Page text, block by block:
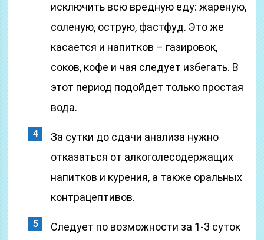
исключить всю вредную еду: жареную,
соленую, острую, фастфуд. Это же
касается и напитков – газировок,
соков, кофе и чая следует избегать. В
этот период подойдет только простая
вода.
За сутки до сдачи анализа нужно
отказаться от алкоголесодержащих
напитков и курения, а также оральных
контрацептивов.
Следует по возможности за 1-3 суток